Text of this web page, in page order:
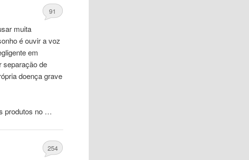
91
muita
é ouvir a voz
em
separação de
doença grave
produtos no …
254